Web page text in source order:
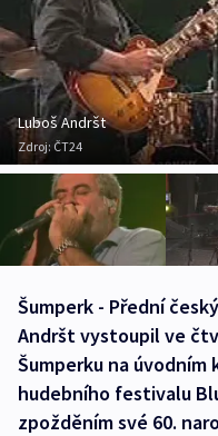
Luboš Andršt
Zdroj: ČT24
Šumperk - Přední
Andršt vystoupil ve
Šumperku na
hudebního festivalu
zpožděním své 60.